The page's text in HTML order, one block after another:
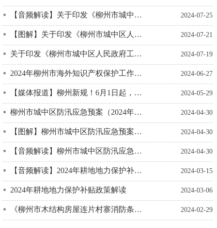
2024-07-25
【音频解读】关于印发《柳州市城中区人民政府工作规则》的通知的政策解读
2024-07-21
【图解】关于印发《柳州市城中区人民政府工作规则》的通知的政策解读
2024-07-19
关于印发《柳州市城中区人民政府工作规则》的通知的政策解读
2024-06-27
2024年柳州市海外知识产权保护工作新闻发布会
2024-05-29
【媒体报道】柳州新规！6月1日起，一辆网约车只能接入一家平台
2024-04-30
柳州市城中区防汛应急预案（2024年修订）的政策解读
2024-04-30
【图解】柳州市城中区防汛应急预案（2024年修订）的政策解读
2024-04-30
【音频解读】柳州市城中区防汛应急预案（2024年修订）的政策解读
2024-03-15
【音频解读】2024年耕地地力保护补贴政策解读
2024-03-06
2024年耕地地力保护补贴政策解读
2024-02-29
《柳州市木结构房屋连片村寨消防条例》实施新闻发布会